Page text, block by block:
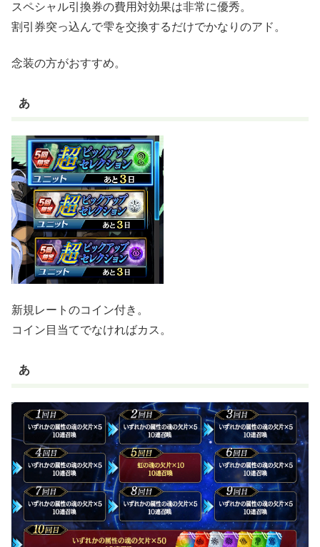
スペシャル引換券の費用対効果は非常に優秀。
割引券突っ込んで雫を交換するだけでかなりのアド。
念装の方がおすすめ。
あ
新規レートのコイン付き。
コイン目当てでなければカス。
あ